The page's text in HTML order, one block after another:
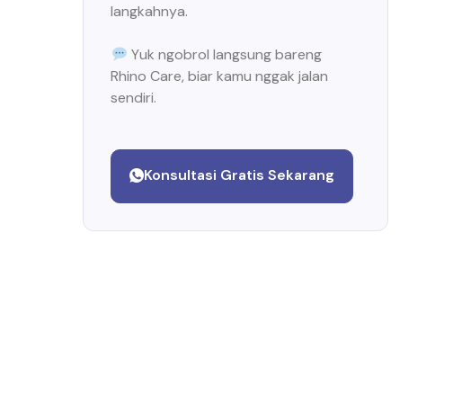
langkahnya.
Yuk ngobrol langsung bareng
Rhino Care, biar kamu nggak jalan
sendiri.
Konsultasi Gratis Sekarang